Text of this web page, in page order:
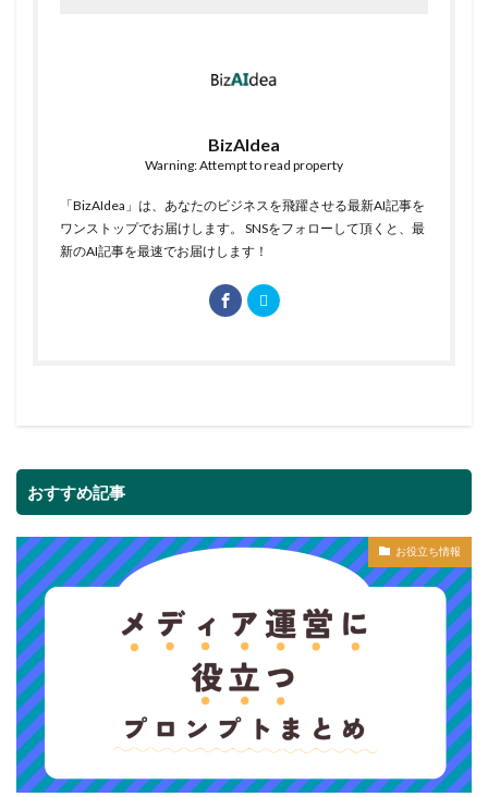
BizAIdea
Warning: Attempt to read property
「BizAIdea」は、あなたのビジネスを飛躍させる最新AI記事を
ワンストップでお届けします。 SNSをフォローして頂くと、最
新のAI記事を最速でお届けします！
おすすめ記事
お役立ち情報